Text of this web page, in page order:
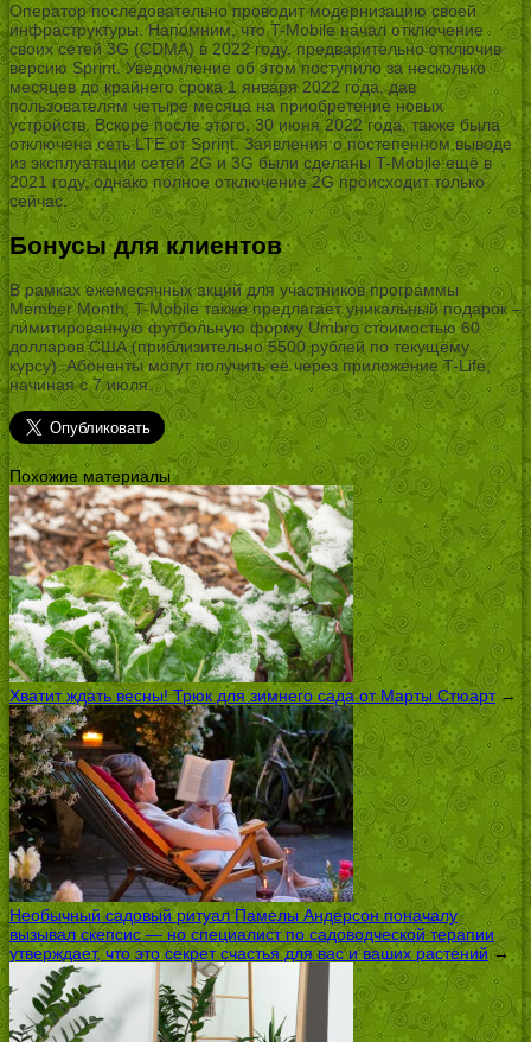
Оператор последовательно проводит модернизацию своей
инфраструктуры. Напомним, что T-Mobile начал отключение
своих сетей 3G (CDMA) в 2022 году, предварительно отключив
версию Sprint. Уведомление об этом поступило за несколько
месяцев до крайнего срока 1 января 2022 года, дав
пользователям четыре месяца на приобретение новых
устройств. Вскоре после этого, 30 июня 2022 года, также была
отключена сеть LTE от Sprint. Заявления о постепенном выводе
из эксплуатации сетей 2G и 3G были сделаны T-Mobile ещё в
2021 году, однако полное отключение 2G происходит только
сейчас.
Бонусы для клиентов
В рамках ежемесячных акций для участников программы
Member Month, T-Mobile также предлагает уникальный подарок –
лимитированную футбольную форму Umbro стоимостью 60
долларов США (приблизительно 5500 рублей по текущему
курсу). Абоненты могут получить её через приложение T-Life,
начиная с 7 июля.
Похожие материалы
Хватит ждать весны! Трюк для зимнего сада от Марты Стюарт→
Необычный садовый ритуал Памелы Андерсон поначалу
вызывал скепсис — но специалист по садоводческой терапии
утверждает, что это секрет счастья для вас и ваших растений →